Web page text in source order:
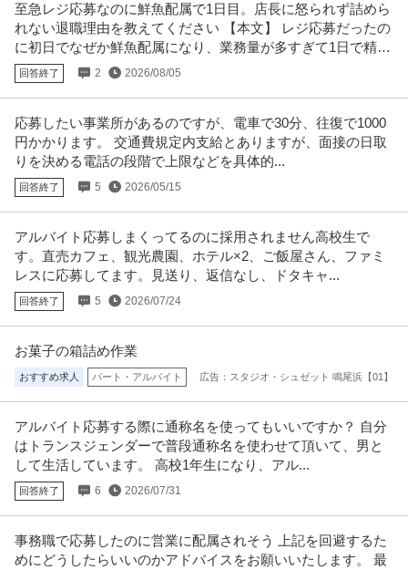
業月10h
株式会社ヴェリタス・インベストメント
新着 正社員 土日休み インセンティブあり 経験者優遇
年収800万円
【職種】営業＞個人営業 【業種】不動産＞デベロッパー ※会員属性などに応
提供：ビズリーチ
この条件の求人をもっと見る
至急レジ応募なのに鮮魚配属で1日目。店長に怒られず詰めら
れない退職理由を教えてください 【本文】 レジ応募だったの
に初日でなぜか鮮魚配属になり、業務量が多すぎて1日で精神
が限界です。
回答終了 2 2026/08/05
応募したい事業所があるのですが、電車で30分、往復で1000
円かかります。 交通費規定内支給とありますが、面接の日取
りを決める電話の段階で上限などを具体的...
回答終了 5 2026/05/15
アルバイト応募しまくってるのに採用されません高校生で
す。直売カフェ、観光農園、ホテル×2、ご飯屋さん、ファミ
レスに応募してます。見送り、返信なし、ドタキャ...
回答終了 5 2026/07/24
お菓子の箱詰め作業
おすすめ求人 パート・アルバイト 広告：スタジオ・シュゼット 鳴尾浜【01】
アルバイト応募する際に通称名を使ってもいいですか？ 自分
はトランスジェンダーで普段通称名を使わせて頂いて、男と
して生活しています。 高校1年生になり、アル...
回答終了 6 2026/07/31
事務職で応募したのに営業に配属されそう 上記を回避するた
めにどうしたらいいのかアドバイスをお願いいたします。 最